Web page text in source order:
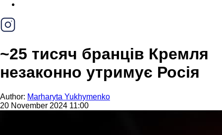
~25 тисяч бранців Кремля
незаконно утримує Росія
Author: Marharyta Yukhymenko
20 November 2024 11:00